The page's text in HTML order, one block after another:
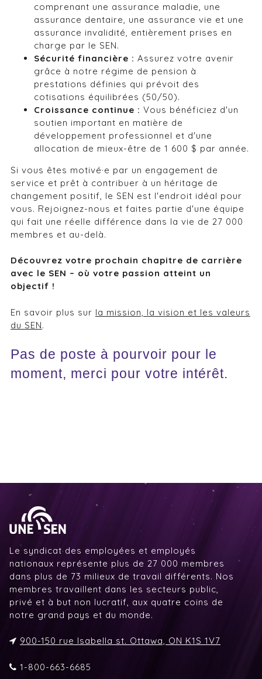
comprenant une assurance maladie, une
assurance dentaire, une assurance vie et une
assurance invalidité, entièrement prises en
charge par le SEN.
Sécurité financière : Assurez votre avenir
grâce à notre régime de pension à
prestations définies qui prévoit des
cotisations équilibrées (50/50).
Croissance continue : Vous bénéficiez d'un
soutien important en matière de
développement professionnel et d'une
allocation de mieux-être de 1 600 $ par année.
Si vous êtes motivé·e par un engagement de
service et prêt à contribuer à un héritage de
changement positif, le SEN est l'endroit idéal pour
vous. Rejoignez-nous et faites partie d'une équipe
qui fait une réelle différence dans la vie de 27 000
membres et au-delà.
Découvrez votre prochain chapitre de carrière
avec le SEN – où votre passion atteint un
objectif !
En savoir plus sur la mission, la vision et les valeurs
du SEN.
Pas de poste à pourvoir pour le
moment, merci pour votre intérêt.
Le syndicat des employées et employés
nationaux représente plus de 27 000 membres
dans plus de 73 milieux de travail différents. Nos
membres travaillent dans les secteurs public,
privé et à but non lucratif, aux quatre coins de
notre grand pays et du monde.
900-150 rue Isabella st. Ottawa, ON K1S 1V7
1-800-663-6685